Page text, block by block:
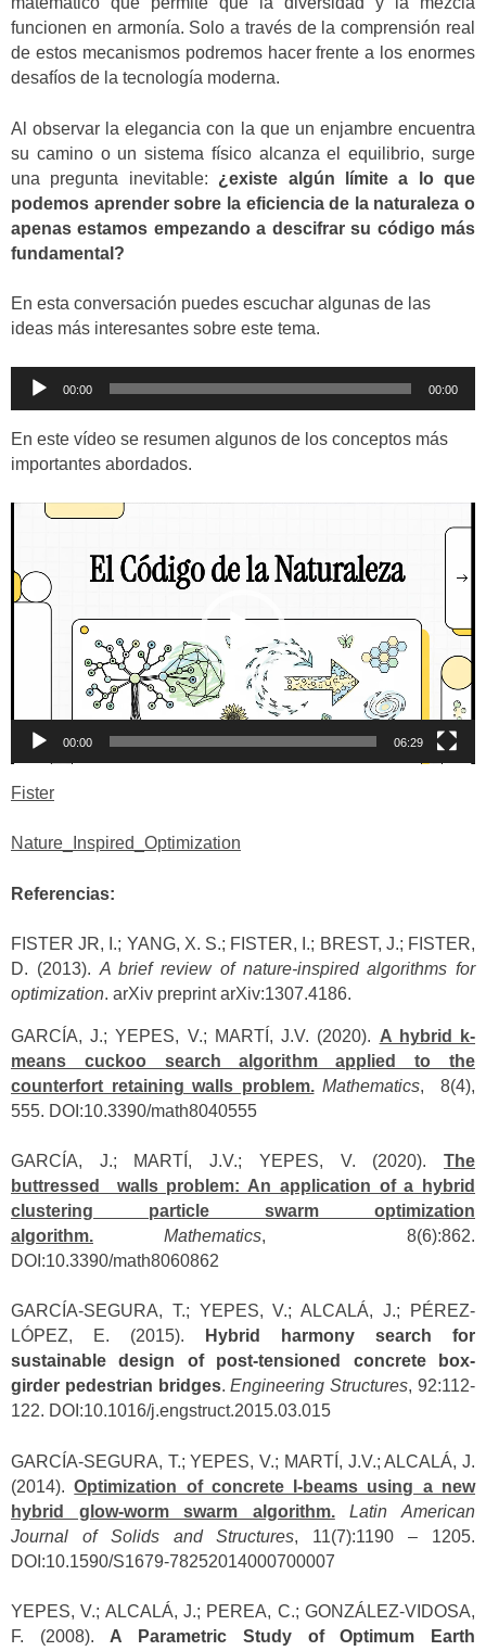
funcionen en armonía. Solo a través de la comprensión real
de estos mecanismos podremos hacer frente a los enormes
desafíos de la tecnología moderna.
Al observar la elegancia con la que un enjambre encuentra
su camino o un sistema físico alcanza el equilibrio, surge
una pregunta inevitable: ¿existe algún límite a lo que
podemos aprender sobre la eficiencia de la naturaleza o
apenas estamos empezando a descifrar su código más
fundamental?
En esta conversación puedes escuchar algunas de las
ideas más interesantes sobre este tema.
Reproductor
audio
00:00 00:00
En este vídeo se resumen algunos de los conceptos más
importantes abordados.
Reproductor
00:00 06:29
Fister
Nature_Inspired_Optimization
Referencias:
FISTER JR, I.; YANG, X. S.; FISTER, I.; BREST, J.; FISTER,
D. (2013). A brief review of nature‑inspired algorithms for
optimization. arXiv preprint arXiv:1307.4186.
GARCÍA, J.; YEPES, V.; MARTÍ, J.V. (2020). A hybrid k-
means cuckoo search algorithm applied to the
counterfort retaining walls problem. Mathematics, 8(4),
555. DOI:10.3390/math8040555
GARCÍA, J.; MARTÍ, J.V.; YEPES, V. (2020). The
buttressed walls problem: An application of a hybrid
clustering particle swarm optimization
algorithm.
Mathematics, 8(6):862.
DOI:10.3390/math8060862
GARCÍA-SEGURA, T.; YEPES, V.; ALCALÁ, J.; PÉREZ-
LÓPEZ, E. (2015).
Hybrid harmony search for
sustainable design of post-tensioned concrete box-
girder pedestrian bridges.Engineering Structures, 92:112-
122. DOI:10.1016/j.engstruct.2015.03.015
GARCÍA-SEGURA, T.; YEPES, V.; MARTÍ, J.V.; ALCALÁ, J.
(2014).Optimization of concrete I-beams using a new
hybrid glow-worm swarm algorithm.
Latin American
Journal of Solids and Structures, 11(7):1190 – 1205.
DOI:10.1590/S1679-78252014000700007
YEPES, V.; ALCALÁ, J.; PEREA, C.; GONZÁLEZ-VIDOSA,
F. (2008). A Parametric Study of Optimum Earth